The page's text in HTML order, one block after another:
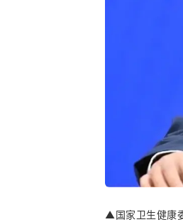
▲国家卫生健康